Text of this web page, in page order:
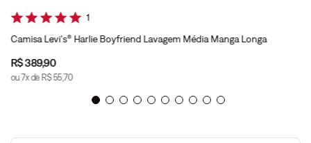
1
Camisa Levi's® Harlie Boyfriend Lavagem Média Manga Longa
R$389,90
ou7x de R$ 55,70